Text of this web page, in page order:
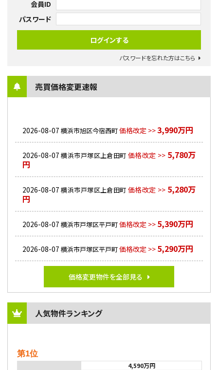
会員ID
パスワード
パスワードを忘れた方はこちら
売買価格変更速報
2026-08-07 横浜市旭区今宿西町価格改定 >>3,990万円
2026-08-07 横浜市戸塚区上倉田町 価格改定 >> 5,780万
円
2026-08-07 横浜市戸塚区上倉田町 価格改定 >> 5,280万
円
2026-08-07 横浜市戸塚区平戸町価格改定 >> 5,390万円
2026-08-07 横浜市戸塚区平戸町価格改定 >> 5,290万円
価格変更物件を全部見る
人気物件ランキング
第1位
4,590万円